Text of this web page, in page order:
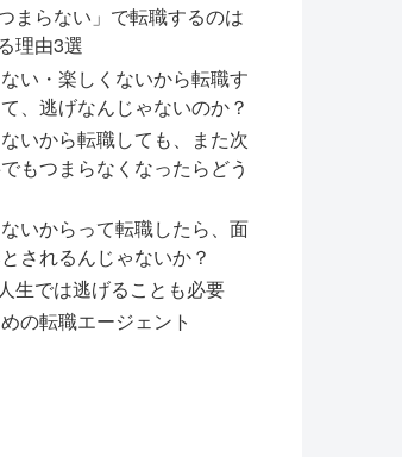
まらない」で転職するのは
理由3選
い・楽しくないから転職す
、逃げなんじゃないのか？
いから転職しても、また次
もつまらなくなったらどう
いからって転職したら、面
されるんじゃないか？
生では逃げることも必要
の転職エージェント